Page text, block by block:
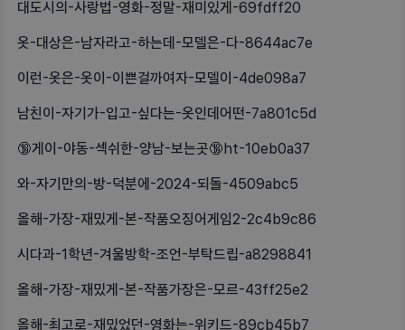
대도시의-사랑법-영화-정말-재미있게-69fdff20
옷-대상은-남자라고-하는데-모델은-다-8644ac7e
이런-옷은-옷이-이쁜걸까여자-모델이-4de098a7
남친이-자기가-입고-싶다는-옷인데어떤-7a801c5d
🔞게이-야동-섹쉬한-양남-보는곳🔞ht-10eb0a37
와-자기만의-방-덕분에-2024-되돌-4509abc5
올해-가장-재밌게-본-작품오징어게임2-2c4b9c86
시다과-1학년-겨울방학-조언-부탁드립-a8298841
올해-가장-재밌게-본-작품가장은-모르-43ff25e2
올해-최고로-재밌었던-영화는-위키드-89cb45b7